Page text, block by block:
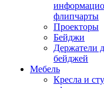
флипчарты
Проекторы
Бейджи
Держатели
бейджей
Мебель
Кресла и